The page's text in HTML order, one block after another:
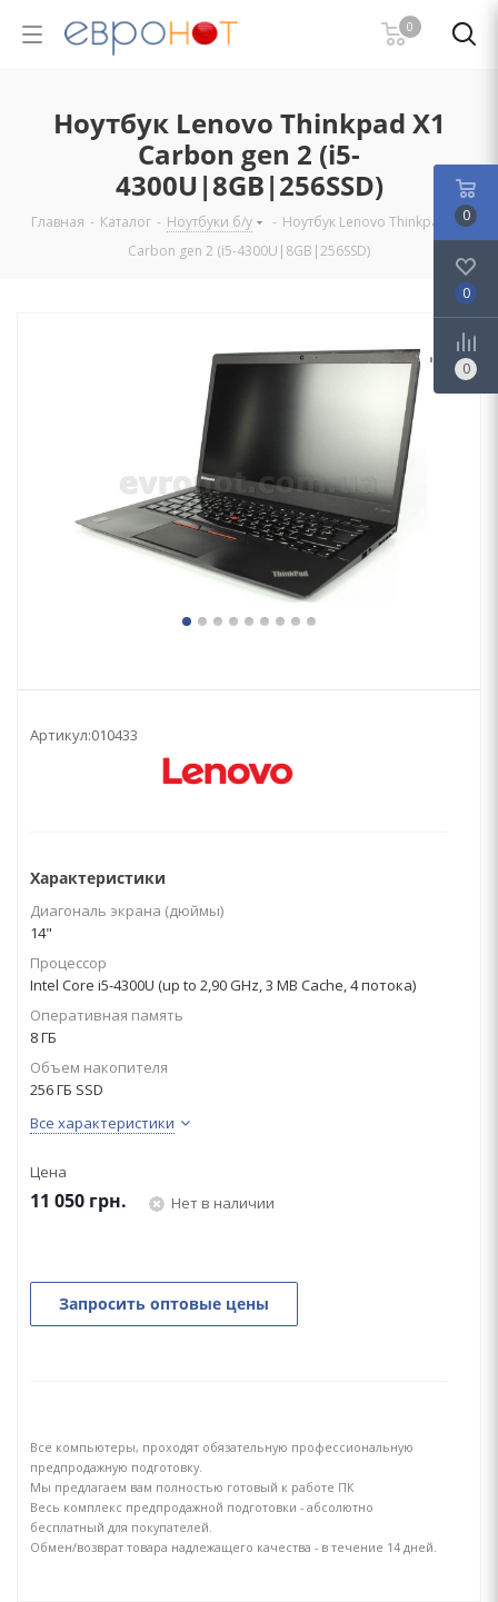
0
Ноутбук Lenovo Thinkpad X1
Carbon gen 2 (i5-
4300U|8GB|256SSD)
Главная - Каталог - Ноутбуки б/у - Ноутбук Lenovo Thinkpad X1
Carbon gen 2 (i5-4300U|8GB|256SSD)
Артикул:010433
Характеристики
Диагональ экрана (дюймы)
14"
Процессор
Intel Core i5-4300U (up to 2,90 GHz, 3 MB Cache, 4 потока)
Оперативная память
8 ГБ
Объем накопителя
256 ГБ SSD
Все характеристики
Цена
11 050 грн. Нет в наличии
Запросить оптовые цены
Все компьютеры, проходят обязательную профессиональную
предпродажную подготовку.
Мы предлагаем вам полностью готовый к работе ПК
Весь комплекс предпродажной подготовки - абсолютно
бесплатный для покупателей.
Обмен/возврат товара надлежащего качества - в течение 14 дней.
0
0
0